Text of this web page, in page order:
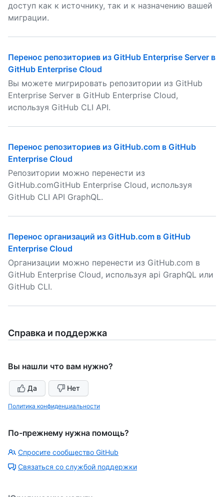
доступ как к источнику, так и к назначению вашей
миграции.
Перенос репозиториев из GitHub Enterprise Server в
GitHub Enterprise Cloud
Вы можете мигрировать репозитории из GitHub
Enterprise Server в GitHub Enterprise Cloud,
используя GitHub CLI API.
Перенос репозиториев из GitHub.com в GitHub
Enterprise Cloud
Репозитории можно перенести из
GitHub.comGitHub Enterprise Cloud, используя
GitHub CLI API GraphQL.
Перенос организаций из GitHub.com в GitHub
Enterprise Cloud
Организации можно перенести из GitHub.com в
GitHub Enterprise Cloud, используя api GraphQL или
GitHub CLI.
Справка и поддержка
Вы нашли что вам нужно?
Да Нет
Политика конфиденциальности
По-прежнему нужна помощь?
Спросите сообщество GitHub
Связаться со службой поддержки